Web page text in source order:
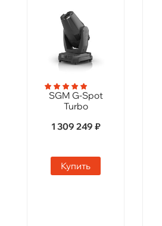
SGM G-Spot
Turbo
1 309 249 ₽
Купить